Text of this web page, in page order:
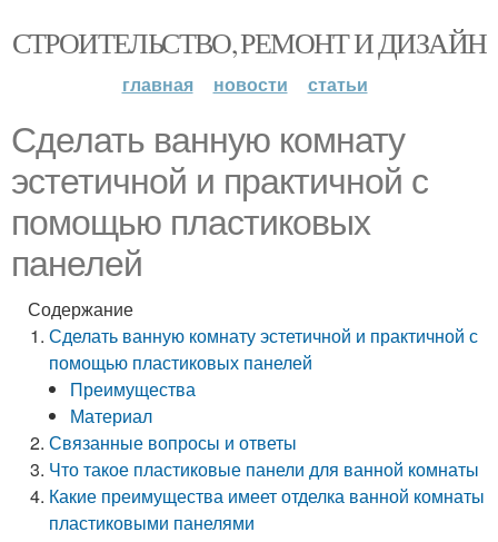
СТРОИТЕЛЬСТВО, РЕМОНТ И ДИЗАЙН
главная новости статьи
Сделать ванную комнату
эстетичной и практичной с
помощью пластиковых
панелей
Содержание
Сделать ванную комнату эстетичной и практичной с
помощью пластиковых панелей
Преимущества
Материал
Связанные вопросы и ответы
Что такое пластиковые панели для ванной комнаты
Какие преимущества имеет отделка ванной комнаты
пластиковыми панелями